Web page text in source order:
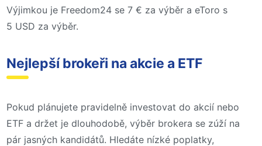
Výjimkou je Freedom24 se 7 € za výběr a eToro s
5 USD za výběr.
Nejlepší brokeři na akcie a ETF
Pokud plánujete pravidelně investovat do akcií nebo
ETF a držet je dlouhodobě, výběr brokera se zúží na
pár jasných kandidátů. Hledáte nízké poplatky,